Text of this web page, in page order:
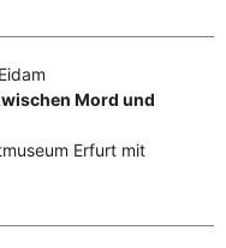
Mord und
Erfurt mit